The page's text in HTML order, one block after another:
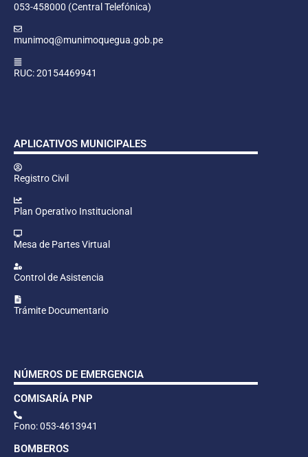
053-458000 (Central Telefónica)
munimoq@munimoquegua.gob.pe
RUC: 20154469941
APLICATIVOS MUNICIPALES
Registro Civil
Plan Operativo Institucional
Mesa de Partes Virtual
Control de Asistencia
Trámite Documentario
NÚMEROS DE EMERGENCIA
COMISARÍA PNP
Fono: 053-4613941
BOMBEROS